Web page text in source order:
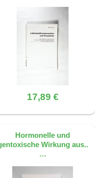
17,89 €
Hormonelle und
Wirkung aus..
…